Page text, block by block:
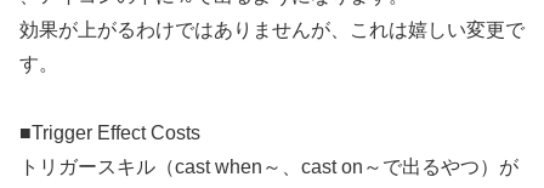
効果が上がるわけではありませんが、これは嬉しい変更で
す。
■Trigger Effect Costs
トリガースキル（cast when～、cast on～で出るやつ）が